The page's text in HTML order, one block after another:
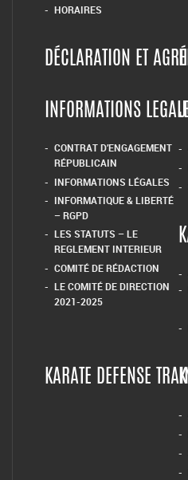
HORAIRES
DÉCLARATION ET
INFORMATIONS
CONTRAT D’ENGAGEMENT
RÉPUBLICAIN
INFORMATIONS LÉGALES
INFORMATIQUE & LIBERTÉ
– RGPD
LES STATUTS – LE
REGLEMENT INTERIEUR
COMITÉ DE RÉDACTION
LE COMITÉ DE DIRECTION
2021-2025
KARATE DEFENSE